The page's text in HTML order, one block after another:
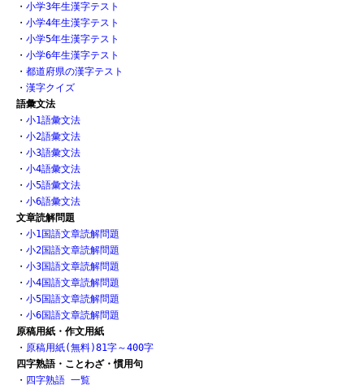
・ 小学3年生漢字テスト
・ 小学4年生漢字テスト
・ 小学5年生漢字テスト
・ 小学6年生漢字テスト
・ 都道府県の漢字テスト
・ 漢字クイズ
語彙文法
・ 小1語彙文法
・ 小2語彙文法
・ 小3語彙文法
・ 小4語彙文法
・ 小5語彙文法
・ 小6語彙文法
文章読解問題
・ 小1国語文章読解問題
・ 小2国語文章読解問題
・ 小3国語文章読解問題
・ 小4国語文章読解問題
・ 小5国語文章読解問題
・ 小6国語文章読解問題
原稿用紙・作文用紙
・ 原稿用紙(無料)81字～400字
四字熟語・ことわざ・慣用句
・ 四字熟語 一覧